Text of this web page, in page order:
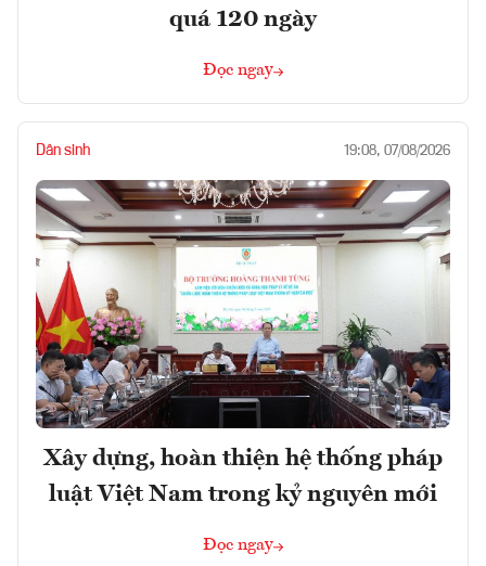
quá 120 ngày
Đọc ngay
Dân sinh 19:08, 07/08/2026
Xây dựng, hoàn thiện hệ thống pháp
luật Việt Nam trong kỷ nguyên mới
Đọc ngay